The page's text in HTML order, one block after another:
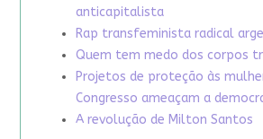
anticapitalista
Rap transfeminista radical
Quem tem medo dos corpos
Projetos de proteção às
Congresso ameaçam a
A revolução de Milton Santos